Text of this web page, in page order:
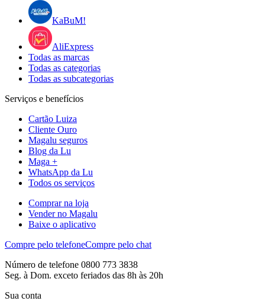
KaBuM!
AliExpress
Todas as marcas
Todas as categorias
Todas as subcategorias
Serviços e benefícios
Cartão Luiza
Cliente Ouro
Magalu seguros
Blog da Lu
Maga +
WhatsApp da Lu
Todos os serviços
Comprar na loja
Vender no Magalu
Baixe o aplicativo
Compre pelo telefoneCompre pelo chat
Número de telefone 0800 773 3838
Seg. à Dom. exceto feriados das 8h às 20h
Sua conta